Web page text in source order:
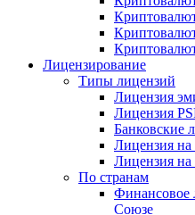
Лицензирование
Типы лицензий
Лицензия
Лицензия
Банковские
Лицензия на
Лицензия
По странам
Финансовое
Союзе